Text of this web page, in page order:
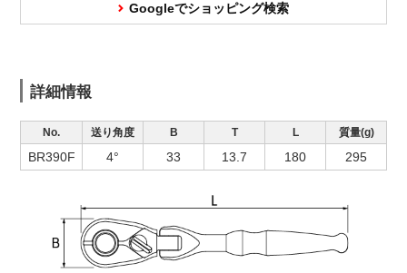
Googleでショッピング検索
詳細情報
No. 送り角度 B T L 質量(g)
BR390F 4° 33 13.7 180 295